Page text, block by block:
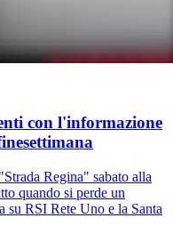
con l'informazione
Regina" sabato alla
quando si perde un
su RSI Rete Uno e la Santa